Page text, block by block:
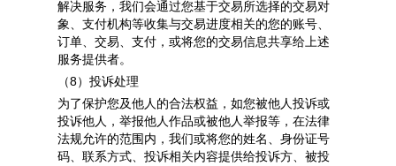
解决服务，我们会通过您基于交易所选择的交易对
象、支付机构等收集与交易进度相关的您的账号、
订单、交易、支付，或将您的交易信息共享给上述
服务提供者。
（8）投诉处理
为了保护您及他人的合法权益，如您被他人投诉或
投诉他人，举报他人作品或被他人举报等，在法律
法规允许的范围内，我们或将您的姓名、身份证号
码、联系方式、投诉相关内容提供给投诉方、被投